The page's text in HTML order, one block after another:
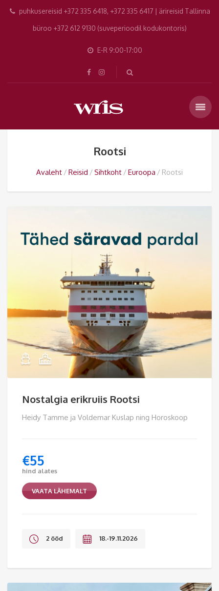
puhkusereisid +372 335 6418, +372 335 6417 | ärireisid Tallinna
büroo +372 612 9130 (suveperioodil kodukontoris)
E-R 9:00-17:00
Rootsi
Avaleht Reisid Sihtkoht Euroopa Rootsi
Nostalgia erikruiis Rootsi
Heidy Tamme ja Voldemar Kuslap ning Horoskoop
€55
hind alates
VAATA LÄHEMALT
2 ööd 18.-19.11.2026